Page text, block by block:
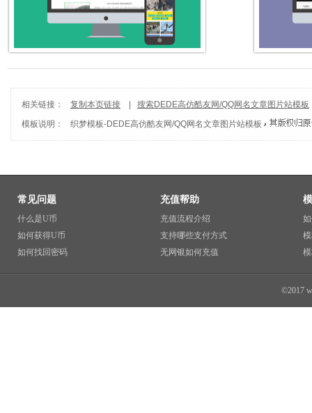
相关链接： 复制本页链接
搜索DEDE高仿酷友网/QQ网名文章图片站模板
模板说明：
织梦模板-DEDE高仿酷友网/QQ网名文章图片站模板
常见问题
什么是U币
如何获得U币
如何找回密码
充值帮助
充值流程介绍
支持哪些支付方式
无网银如何充值
©2017